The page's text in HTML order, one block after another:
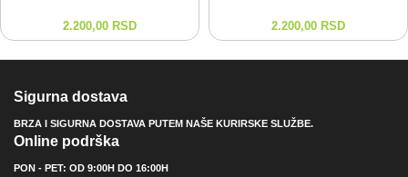
2.200,00 RSD 2.200,00 RSD
Sigurna dostava
BRZA I SIGURNA DOSTAVA PUTEM NAŠE KURIRSKE SLUŽBE.
Online podrška
PON - PET: OD 9:00H DO 16:00H